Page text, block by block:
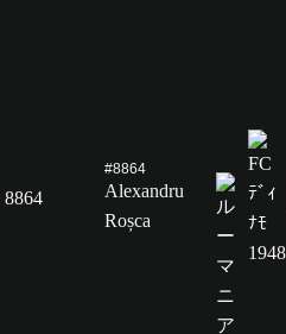
8864
#8864
Alexandru
Roșca